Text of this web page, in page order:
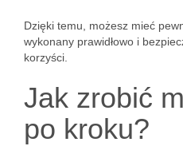
Dzięki temu, możesz mieć
wykonany prawidłowo i
korzyści.
Jak zrobić
po kroku?